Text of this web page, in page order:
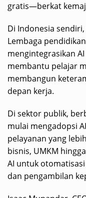
gratis—berkat
Di Indonesia
Lembaga
mengintegrasikan
membantu pelajar
membangun
depan kerja.
Di sektor publik,
mulai mengadopsi
pelayanan yang
bisnis, UMKM
AI untuk
dan pengambilan